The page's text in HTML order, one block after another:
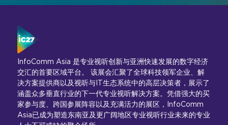
InfoComm Asia 是专业视听创新与亚洲快速发展的数字经济
交汇的首要区域平台。 该展会汇聚了全球科技领军企业、解
决方案提供商以及视听与IT生态系统中的高层决策者，展示了
涵盖众多垂直行业的下一代专业视听解决方案。凭借强大的买
家参与度、跨国参展阵容以及充满活力的展区，InfoComm
Asia已成为塑造东南亚及更广阔地区专业视听行业未来的专业